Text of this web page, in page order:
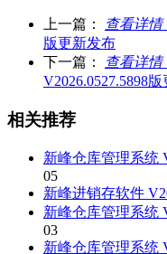
上一篇： 查看详情
版更新发布
下一篇：
查看详情
V2026.0527.5898
相关推荐
新峰仓库管理系统
05
新峰进销存软件
新峰仓库管理系统
03
新峰仓库管理系统